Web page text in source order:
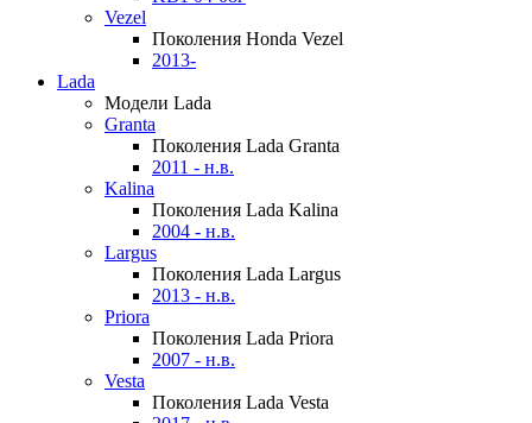
Vezel
Поколения Honda Vezel
2013-
Lada
Модели Lada
Granta
Поколения Lada Granta
2011 - н.в.
Kalina
Поколения Lada Kalina
2004 - н.в.
Largus
Поколения Lada Largus
2013 - н.в.
Priora
Поколения Lada Priora
2007 - н.в.
Vesta
Поколения Lada Vesta